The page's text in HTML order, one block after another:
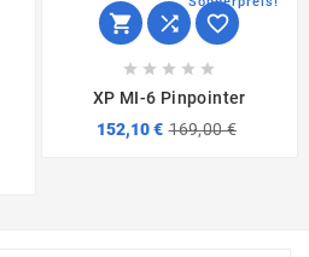
  
    
XP MI-6 Pinpointer
152,10 € 169,00 €